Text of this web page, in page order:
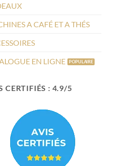
A CAFÉ ET A THÉS
EN LIGNE
CERTIFIÉS : 4.9/5